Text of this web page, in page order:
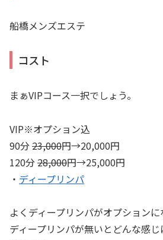
船橋メンズエステ
コスト
まぁVIPコース一択でしょう。
VIP※オプション込
90分23,000円→20,000円
120分28,000円→25,000円
・ ディープリンパ
よくディープリンパがオプションに
ディープリンパが無いとどんな感じ